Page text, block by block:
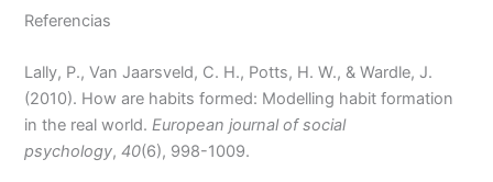
Referencias
Lally, P., Van Jaarsveld, C. H., Potts, H. W., & Wardle, J.
(2010). How are habits formed: Modelling habit formation
in the real world.European journal of social
psychology,40(6), 998-1009.